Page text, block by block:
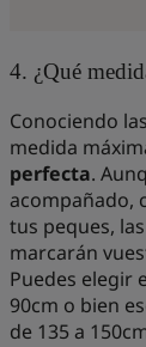
4. ¿Qué
Conociendo
medida
perfecta.
acompañado,
tus peques,
marcarán
Puedes elegir
90cm o bien
de 135 a